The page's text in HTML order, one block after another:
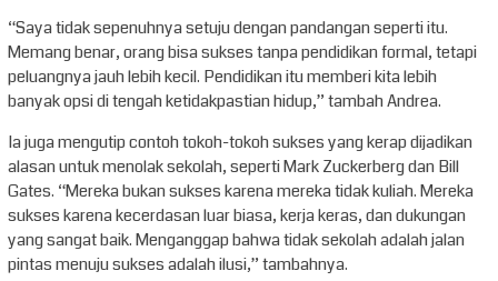
“Saya tidak sepenuhnya setuju dengan pandangan seperti itu.
Memang benar, orang bisa sukses tanpa pendidikan formal, tetapi
peluangnya jauh lebih kecil. Pendidikan itu memberi kita lebih
banyak opsi di tengah ketidakpastian hidup,” tambah Andrea.
Ia juga mengutip contoh tokoh-tokoh sukses yang kerap dijadikan
alasan untuk menolak sekolah, seperti Mark Zuckerberg dan Bill
Gates. “Mereka bukan sukses karena mereka tidak kuliah. Mereka
sukses karena kecerdasan luar biasa, kerja keras, dan dukungan
yang sangat baik. Menganggap bahwa tidak sekolah adalah jalan
pintas menuju sukses adalah ilusi,” tambahnya.